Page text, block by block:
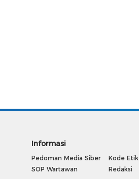
Informasi
Pedoman Media Siber
SOP Wartawan
Kode Etik
Redaksi